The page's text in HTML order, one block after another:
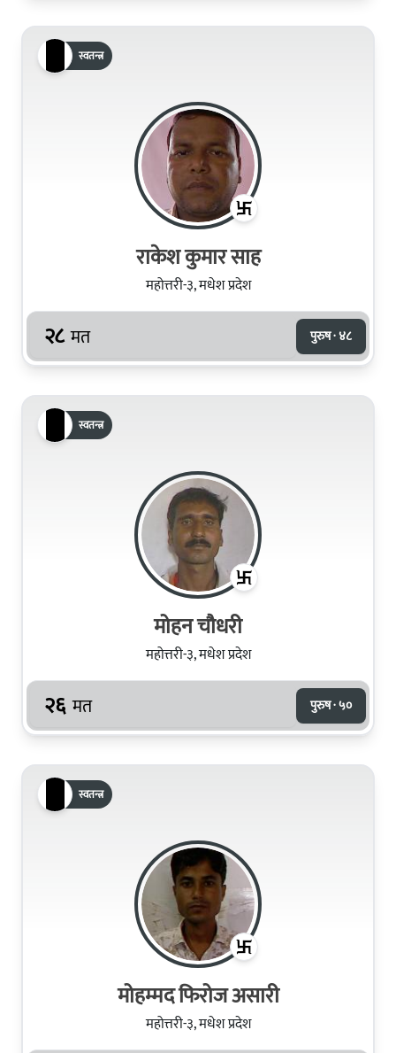
स्वतन्त्र
राकेश कुमार साह
महोत्तरी-३, मधेश प्रदेश
२८ मत पुरुष · ४८
स्वतन्त्र
मोहन चौधरी
महोत्तरी-३, मधेश प्रदेश
२६ मत पुरुष · ५०
स्वतन्त्र
मोहम्मद फिरोज असारी
महोत्तरी-३, मधेश प्रदेश